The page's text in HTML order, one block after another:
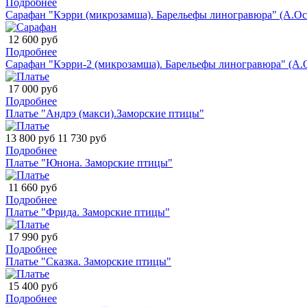
Сарафан "Кэрри (микрозамша). Барельефы линогравюра"
12 600 руб
Подробнее
Сарафан "Кэрри-2 (микрозамша). Барельефы линогравюра"
17 000 руб
Подробнее
Платье "Андрэ (макси).Заморские птицы"
13 800 руб 11 730 руб
Подробнее
Платье "Юнона. Заморские птицы"
11 660 руб
Подробнее
Платье "Фрида. Заморские птицы"
17 990 руб
Подробнее
Платье "Сказка. Заморские птицы"
15 400 руб
Подробнее